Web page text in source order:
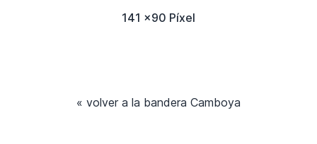
141 x90 Píxel
« volver a la bandera Camboya